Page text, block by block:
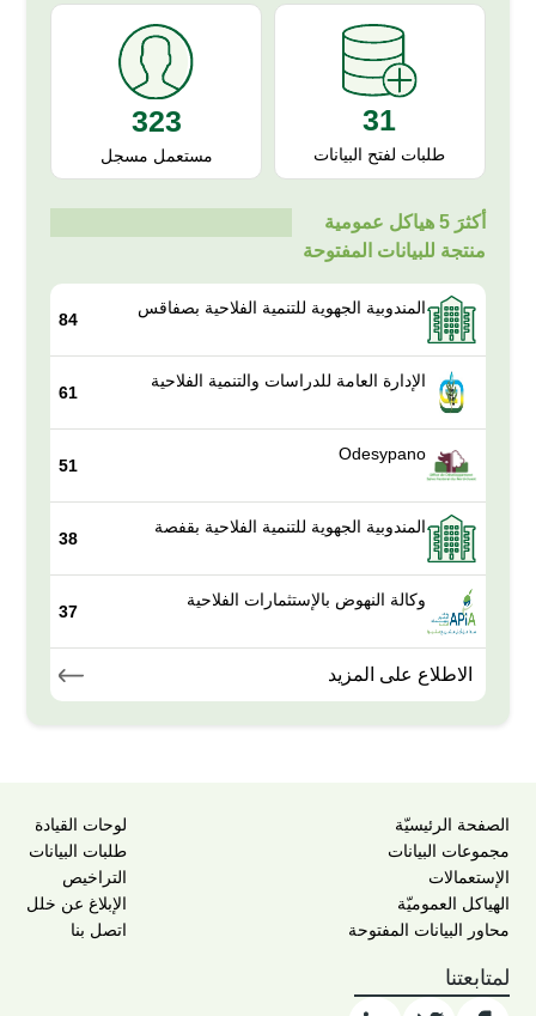
31
طلبات لفتح البيانات
323
مستعمل مسجل
أكثرَ 5 هياكل عمومية
منتجة للبيانات المفتوحة
المندوبية الجهوية للتنمية الفلاحية بصفاقس
84
الإدارة العامة للدراسات والتنمية الفلاحية
61
Odesypano
51
المندوبية الجهوية للتنمية الفلاحية بقفصة
38
وكالة النهوض بالإستثمارات الفلاحية
37
الاطلاع على المزيد
الصفحة الرئيسيّة
مجموعات البيانات
الإستعمالات
الهياكل العموميّة
محاور البيانات المفتوحة
لوحات القيادة
طلبات البيانات
التراخيص
الإبلاغ عن خلل
اتصل بنا
لمتابعتنا